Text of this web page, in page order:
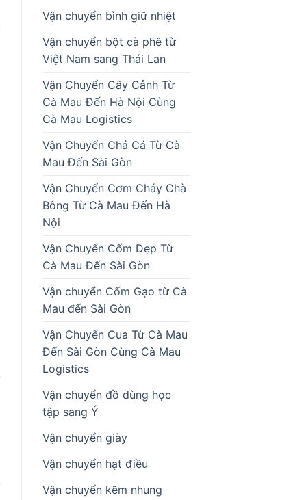
Vận chuyển bình giữ nhiệt
Vận chuyển bột cà phê từ
Việt Nam sang Thái Lan
Vận Chuyển Cây Cảnh Từ
Cà Mau Đến Hà Nội Cùng
Cà Mau Logistics
Vận Chuyển Chả Cá Từ Cà
Mau Đến Sài Gòn
Vận Chuyển Cơm Cháy Chà
Bông Từ Cà Mau Đến Hà
Nội
Vận Chuyển Cốm Dẹp Từ
Cà Mau Đến Sài Gòn
Vận chuyển Cốm Gạo từ Cà
Mau đến Sài Gòn
Vận Chuyển Cua Từ Cà Mau
Đến Sài Gòn Cùng Cà Mau
Logistics
Vận chuyển đồ dùng học
tập sang Ý
Vận chuyển giày
Vận chuyển hạt điều
Vận chuyển kẽm nhung